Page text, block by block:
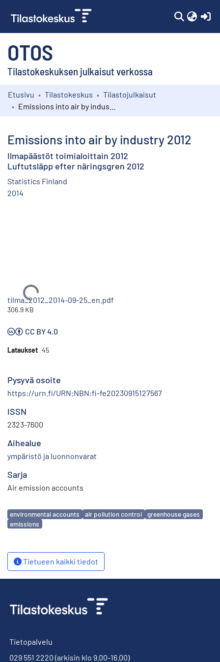
OTOS
Tilastokeskuksen julkaisut verkossa
Kokoelmat
Etusivu Tilastokeskus
Tilastojulkaisut
Emissions into air by industry 2012
Ilmapäästöt toimialoittain 2012
Luftutsläpp efter näringsgren 2012
Statistics Finland
2014
Ladataan...
tilma_2012_2014-09-25_en.pdf
306.9 KB
CC BY 4.0
Lataukset 45
Pysyvä osoite
https://urn.fi/URN:NBN:fi-fe20230915127567
ISSN
2323-7600
Aihealue
ympäristö ja luonnonvarat
Sarja
Air emission accounts
Avainsanat
environmental accounts air pollution control
greenhouse gases
emissions
Tietueen kaikki tiedot
Tietopalvelu
029 551 2220 (arkisin klo 9.00-16.00)